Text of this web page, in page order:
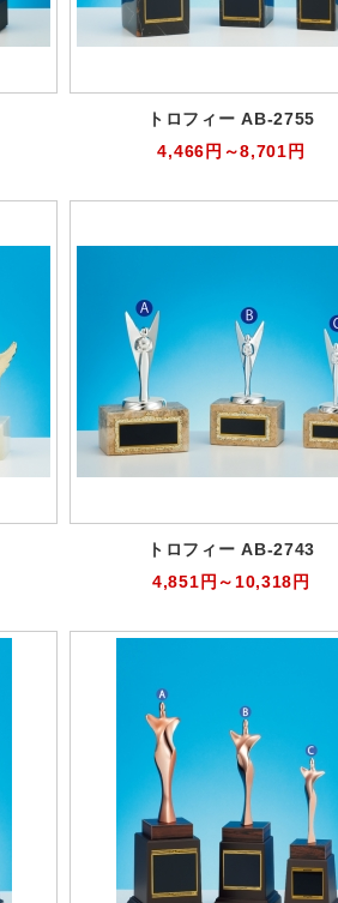
トロフィー AB-2755
4,466円～8,701円
トロフィー AB-2743
4,851円～10,318円